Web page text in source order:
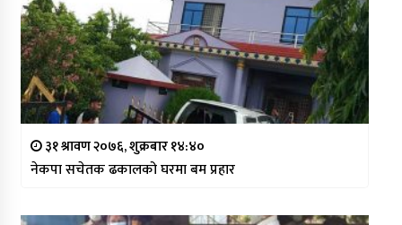
३१ श्रावण २०७६, शुक्रबार १४:४०
नेकपा सचेतक ढकालको घरमा बम प्रहार